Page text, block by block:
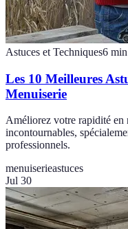
Astuces et Techniques6 min
Les 10 Meilleures
Menuiserie
Améliorez votre rapidité en
incontournables,
professionnels.
menuiserieastuces
Jul 30